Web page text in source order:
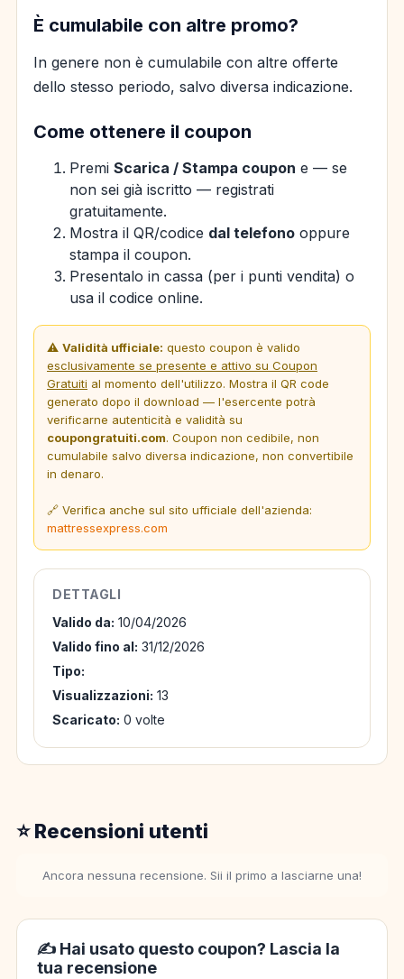
È cumulabile con altre promo?
In genere non è cumulabile con altre offerte
dello stesso periodo, salvo diversa indicazione.
Come ottenere il coupon
Premi Scarica / Stampa coupon e — se
non sei già iscritto — registrati
gratuitamente.
Mostra il QR/codice dal telefono oppure
stampa il coupon.
Presentalo in cassa (per i punti vendita) o
usa il codice online.
⚠️ Validità ufficiale: questo coupon è valido
esclusivamente se presente e attivo su Coupon
Gratuiti al momento dell'utilizzo. Mostra il QR code
generato dopo il download — l'esercente potrà
verificarne autenticità e validità su
coupongratuiti.com. Coupon non cedibile, non
cumulabile salvo diversa indicazione, non convertibile
in denaro.
🔗 Verifica anche sul sito ufficiale dell'azienda:
mattressexpress.com
DETTAGLI
Valido da: 10/04/2026
Valido fino al: 31/12/2026
Tipo:
Visualizzazioni: 13
Scaricato: 0 volte
⭐ Recensioni utenti
Ancora nessuna recensione. Sii il primo a lasciarne una!
✍️ Hai usato questo coupon? Lascia la
tua recensione